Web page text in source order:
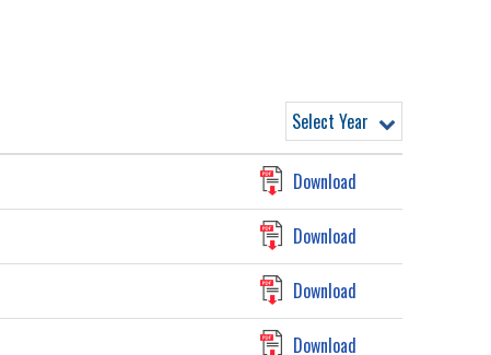
Select Year
Download
Download
Download
Download